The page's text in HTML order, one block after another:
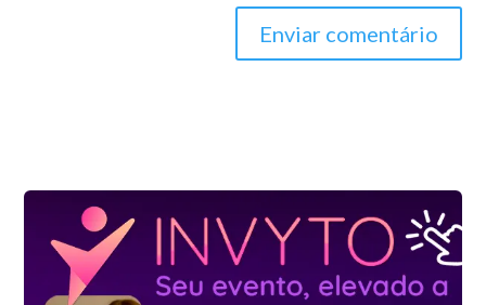
Enviar comentário